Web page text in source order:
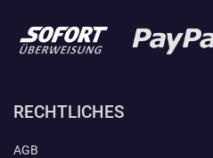
RECHTLICHES
AGB